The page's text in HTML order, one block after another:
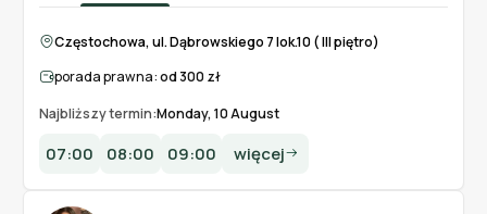
Częstochowa, ul. Dąbrowskiego 7 lok.10 ( III piętro)
porada prawna:od 300 zł
Najbliższy termin:Monday, 10 August
07:00 08:00 09:00 więcej